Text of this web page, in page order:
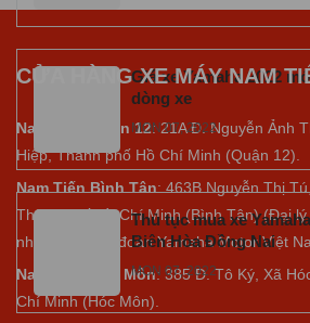
Giá xe Yamaha 2022
dòng xe
MON 07, 2022
Thủ tục mua xe
Biên Hòa Đồng Nai
MON 07, 2022
CỬA HÀNG XE MÁY NAM
Nam Tiến Quận 12: 21A Đ. Nguyễn Ảnh
Hiệp, Thành phố Hồ Chí Minh (Quận 12).
Nam Tiến Bình Tân: 463B Nguyễn Thị
Thành phố Hồ Chí Minh (Bình Tân) (Đại
nhiệm của tập đoàn Yamaha Motor Việt
Nam Tiến Hóc Môn: 385 Đ. Tô Ký, Xã
Chí Minh (Hóc Môn).